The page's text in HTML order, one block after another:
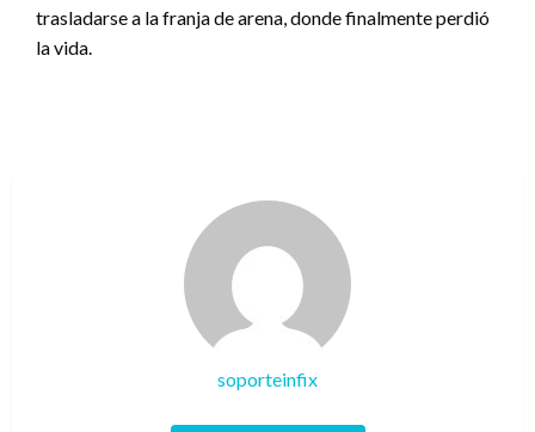
trasladarse a la franja de arena, donde finalmente perdió
la vida.
soporteinfix